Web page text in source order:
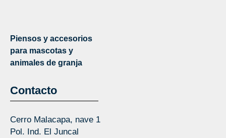
Piensos y accesorios
para mascotas y
animales de granja
Contacto
Cerro Malacapa, nave 1
Pol. Ind. El Juncal